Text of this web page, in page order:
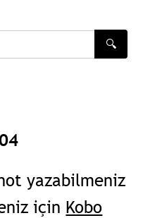
🔍
yazabilmeniz
için Kobo